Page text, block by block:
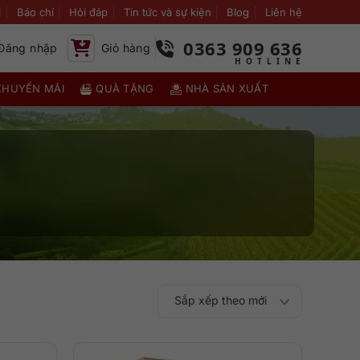
Báo chí Hỏi đáp Tin tức và sự kiện Blog Liên hệ
nhập Giỏ hàng 0363 909 636
MÃI QUÀ TẶNG NHÀ SẢN XUẤT
Sắp xếp theo
Sắp xếp theo mới